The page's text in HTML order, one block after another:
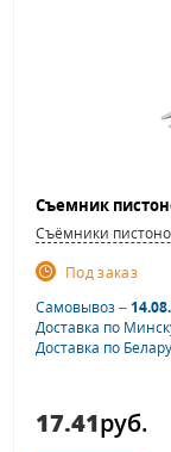
Съёмники
Под заказ
Самовывоз –
Доставка по
Доставка по
17.41руб.